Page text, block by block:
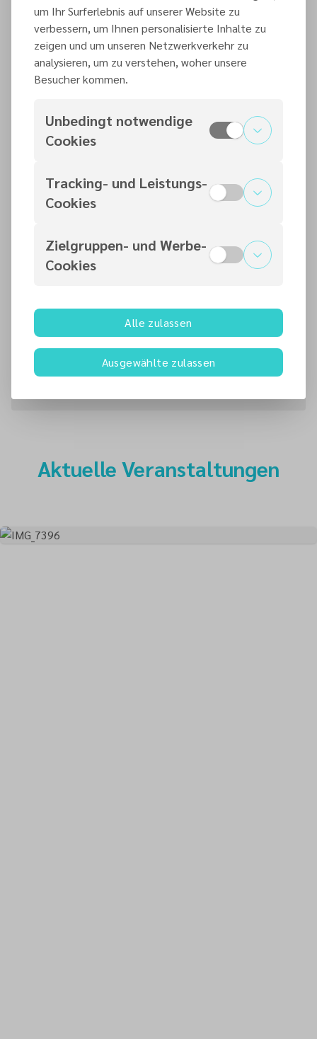
Kontaktperson
Keo Rivera
Pastor
keo.rivera@adventisten.de
Aktuelle Veranstaltungen
um Ihr Surferlebnis auf unserer Website zu
verbessern, um Ihnen personalisierte Inhalte zu
zeigen und um unseren Netzwerkverkehr zu
analysieren, um zu verstehen, woher unsere
Besucher kommen.
Unbedingt notwendige
Cookies
Tracking- und Leistungs-
Cookies
Zielgruppen- und Werbe-
Cookies
Alle zulassen
Ausgewählte zulassen